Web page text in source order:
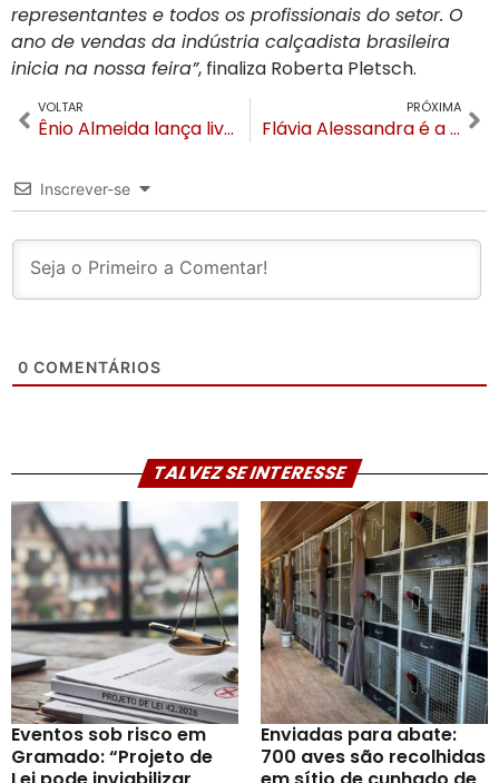
representantes e todos os profissionais do setor. O
ano de vendas da indústria calçadista brasileira
inicia na nossa feira”, finaliza Roberta Pletsch.
VOLTAR
Ênio Almeida lança livro que revela como escolher, construir e manter parcerias de sucesso
PRÓXIMA
Flávia Alessandra é a estrela da campanha Dia das Mães Jorge Bischoff
Inscrever-se
0 COMENTÁRIOS
TALVEZ SE INTERESSE
Eventos sob risco em
Gramado: “Projeto de
Enviadas para abate:
700 aves são recolhidas